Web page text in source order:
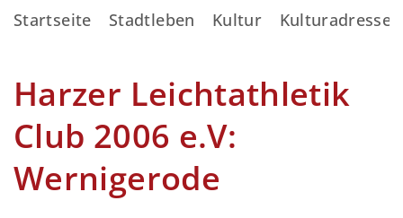
Startseite Stadtleben Kultur Kulturadressen
Harzer Leichtathletik
Club 2006 e.V:
Wernigerode